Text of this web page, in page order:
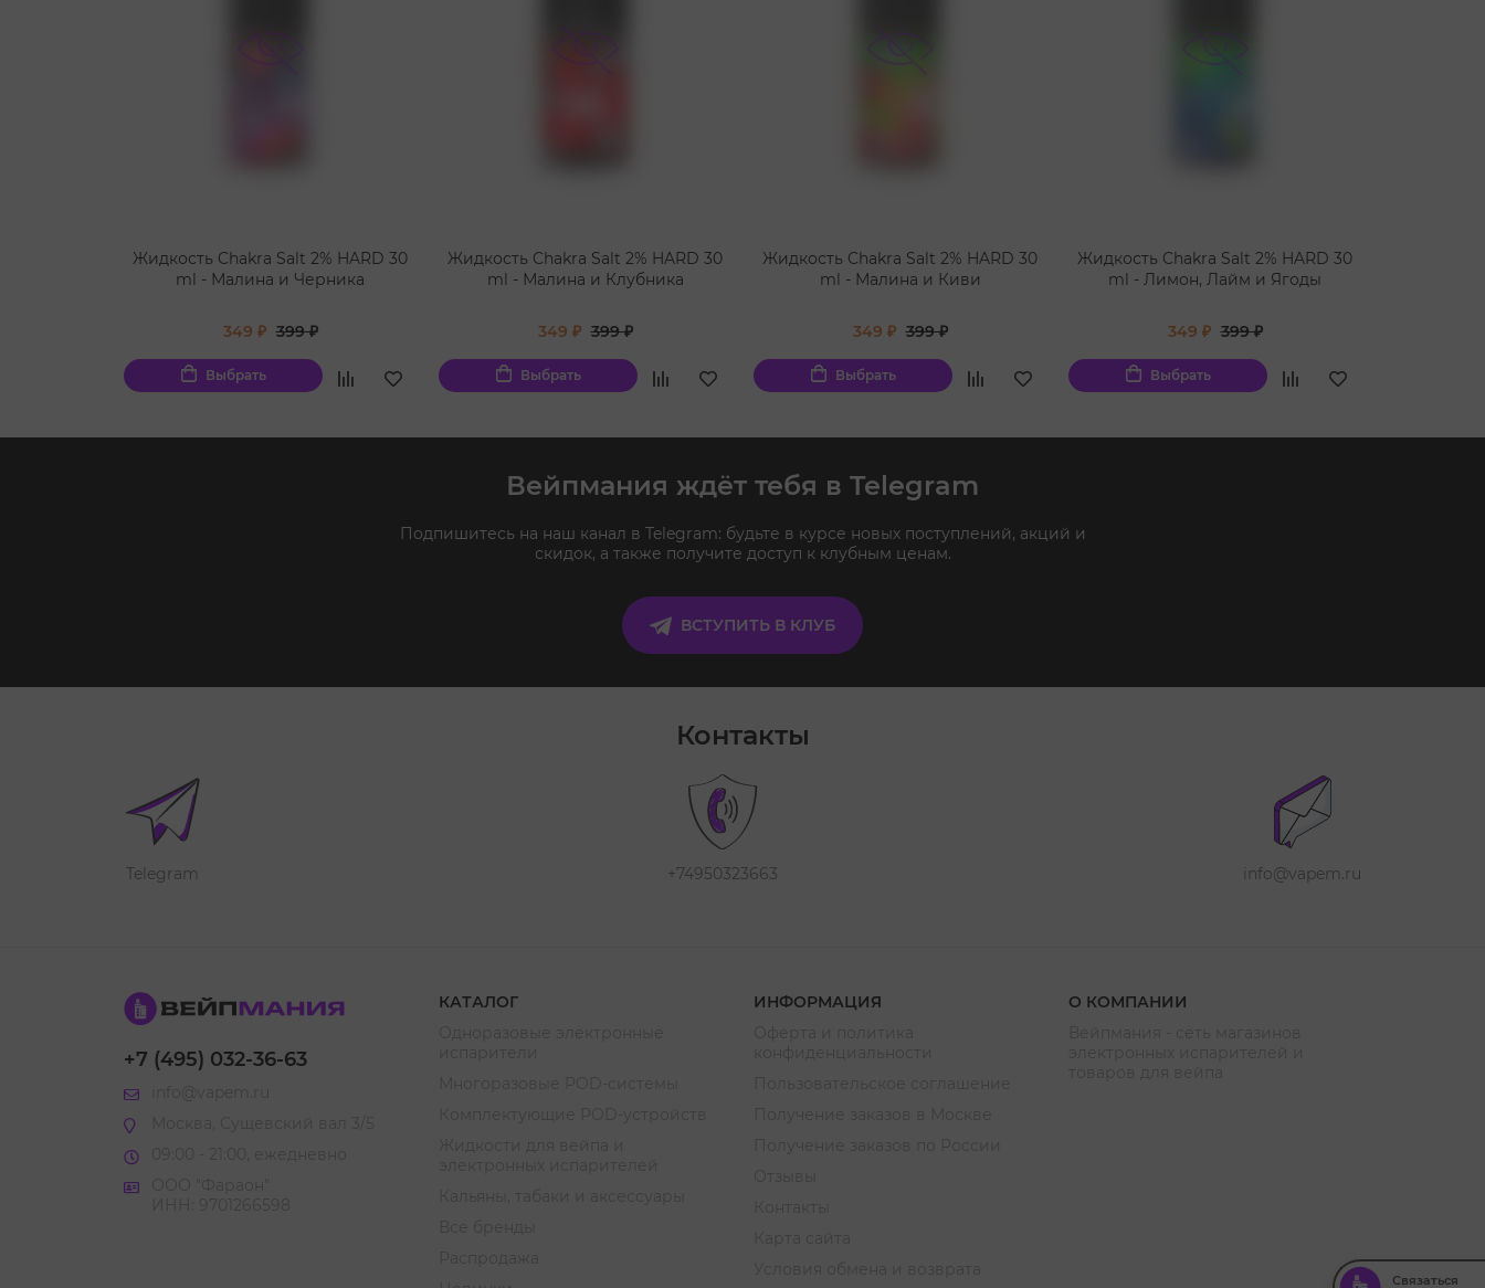
Жидкость Chakra Salt 2% HARD 30
ml - Малина и Черника
349 ₽ 399 ₽
Выбрать
Жидкость Chakra Salt 2% HARD 30
ml - Малина и Клубника
349 ₽ 399 ₽
Выбрать
Жидкость Chakra Salt 2% HARD 30
ml - Малина и Киви
349 ₽ 399 ₽
Выбрать
Жидкость Chakra Salt 2% HARD 30
ml - Лимон, Лайм и Ягоды
349 ₽ 399 ₽
Выбрать
Вейпмания ждёт тебя в Telegram
Подпишитесь на наш канал в Telegram: будьте в курсе новых поступлений, акций и
скидок, а также получите доступ к клубным ценам.
ВСТУПИТЬ В КЛУБ
Контакты
Telegram +74950323663 info@vapem.ru
+7 (495) 032-36-63
КАТАЛОГ
ИНФОРМАЦИЯ
О КОМПАНИИ
Связаться